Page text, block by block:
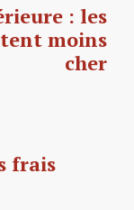
: les
moins
cher
frais